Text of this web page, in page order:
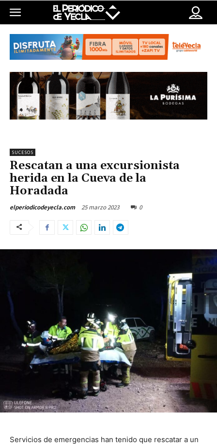
SUCESOS
Rescatan a una excursionista
herida en la Cueva de la
Horadada
elperiodicodeyecla.com 25 marzo 2023 0
Servicios de emergencias han tenido que rescatar a un